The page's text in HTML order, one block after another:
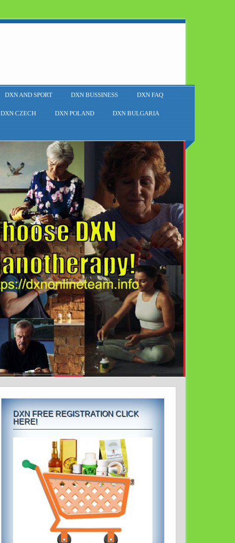
DXN AND SPORT DXN BUSSINESS DXN FAQ
DXN CZECH DXN POLAND DXN BULGARIA
DXN FREE REGISTRATION CLICK
HERE!